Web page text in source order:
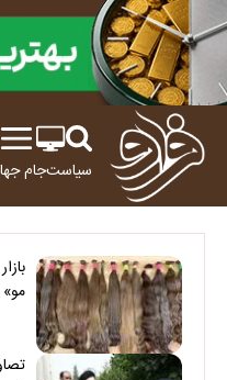
سیاستجام